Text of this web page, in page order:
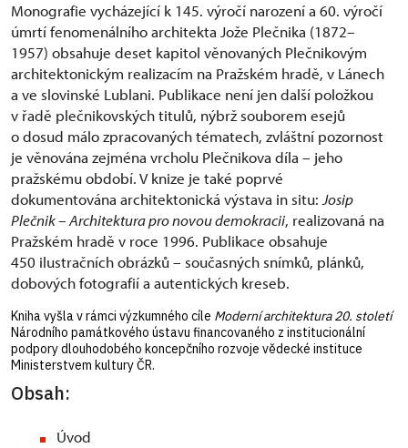
Monografie vycházející k 145. výročí narození a 60. výročí
úmrtí fenomenálního architekta Jože Plečnika (1872–
1957) obsahuje deset kapitol věnovaných Plečnikovým
architektonickým realizacím na Pražském hradě, v Lánech
a ve slovinské Lublani. Publikace není jen další položkou
v řadě plečnikovských titulů, nýbrž souborem esejů
o dosud málo zpracovaných tématech, zvláštní pozornost
je věnována zejména vrcholu Plečnikova díla – jeho
pražskému období. V knize je také poprvé
dokumentována architektonická výstava in situ:Josip
Plečnik – Architektura pro novou demokracii, realizovaná na
Pražském hradě v roce 1996. Publikace obsahuje
450 ilustračních obrázků – současných snímků, plánků,
dobových fotografií a autentických kreseb.
Kniha vyšla v rámci výzkumného cíle Moderní architektura 20. století
Národního památkového ústavu financovaného z institucionální
podpory dlouhodobého koncepčního rozvoje vědecké instituce
Ministerstvem kultury ČR.
Obsah:
Úvod